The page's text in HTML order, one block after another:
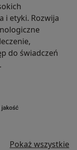
i etyki. Rozwija
do świadczeń
Pokaż wszystkie